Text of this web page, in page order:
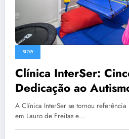
BLOG
Clínica InterSer:
Dedicação ao
Desenvolvimento
A Clínica InterSer se tornou
em Lauro de Freitas e…